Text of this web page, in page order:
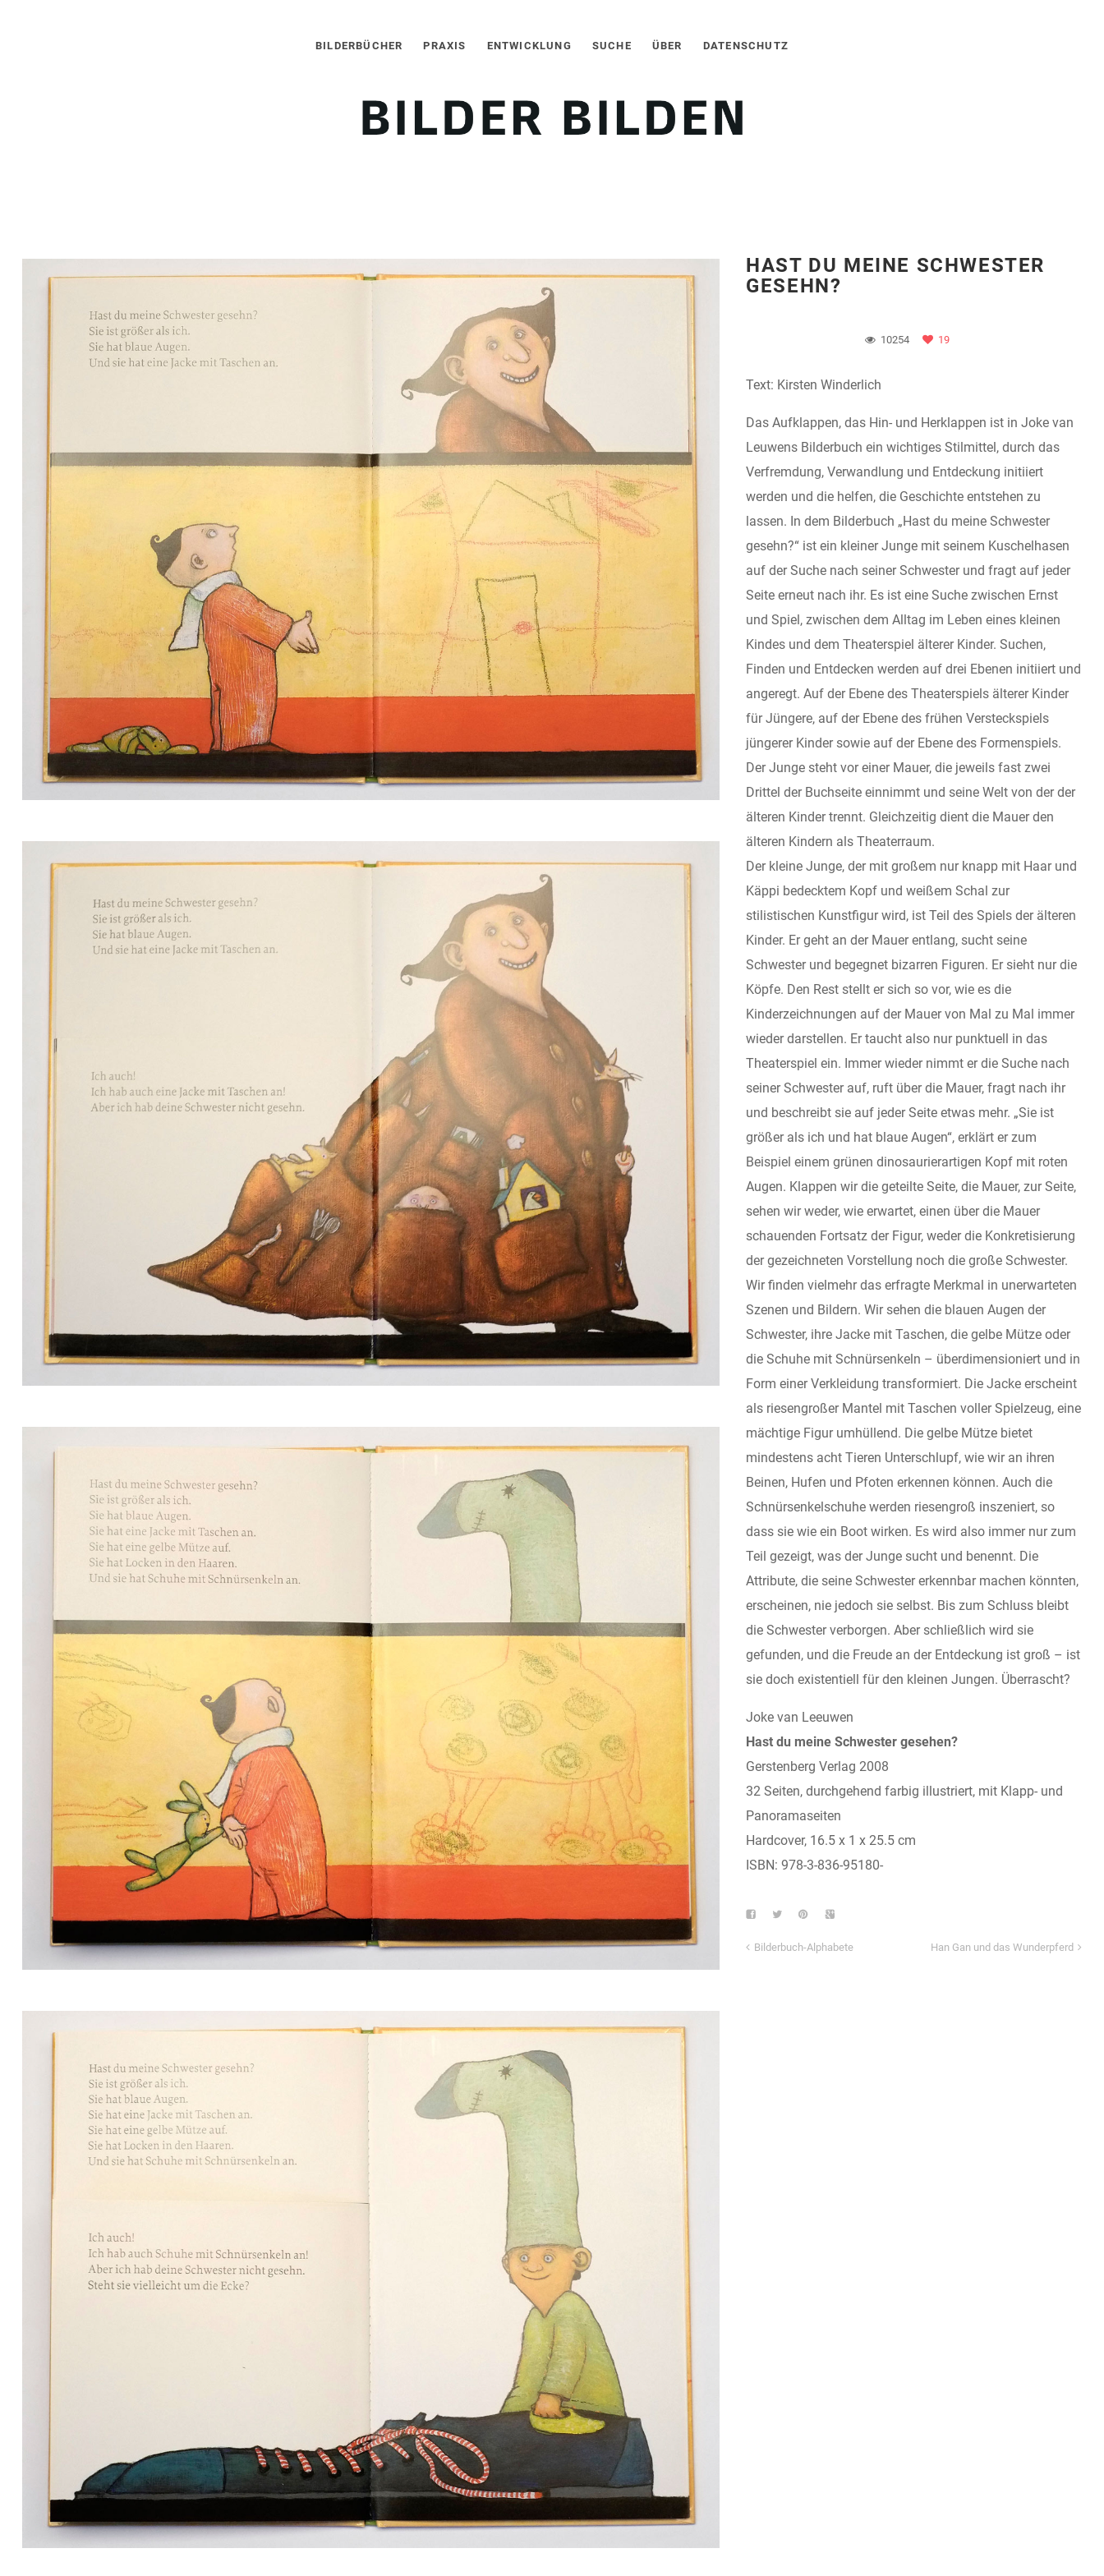
BILDERBÜCHER PRAXIS ENTWICKLUNG SUCHE ÜBER DATENSCHUTZ
HAST DU MEINE SCHWESTER
GESEHN?
10254 19
Text: Kirsten Winderlich
Das Aufklappen, das Hin- und Herklappen ist in Joke van
Leuwens Bilderbuch ein wichtiges Stilmittel, durch das
Verfremdung, Verwandlung und Entdeckung initiiert
werden und die helfen, die Geschichte entstehen zu
lassen. In dem Bilderbuch „Hast du meine Schwester
gesehn?“ ist ein kleiner Junge mit seinem Kuschelhasen
auf der Suche nach seiner Schwester und fragt auf jeder
Seite erneut nach ihr. Es ist eine Suche zwischen Ernst
und Spiel, zwischen dem Alltag im Leben eines kleinen
Kindes und dem Theaterspiel älterer Kinder. Suchen,
Finden und Entdecken werden auf drei Ebenen initiiert und
angeregt. Auf der Ebene des Theaterspiels älterer Kinder
für Jüngere, auf der Ebene des frühen Versteckspiels
jüngerer Kinder sowie auf der Ebene des Formenspiels.
Der Junge steht vor einer Mauer, die jeweils fast zwei
Drittel der Buchseite einnimmt und seine Welt von der der
älteren Kinder trennt. Gleichzeitig dient die Mauer den
älteren Kindern als Theaterraum.
Der kleine Junge, der mit großem nur knapp mit Haar und
Käppi bedecktem Kopf und weißem Schal zur
stilistischen Kunstfigur wird, ist Teil des Spiels der älteren
Kinder. Er geht an der Mauer entlang, sucht seine
Schwester und begegnet bizarren Figuren. Er sieht nur die
Köpfe. Den Rest stellt er sich so vor, wie es die
Kinderzeichnungen auf der Mauer von Mal zu Mal immer
wieder darstellen. Er taucht also nur punktuell in das
Theaterspiel ein. Immer wieder nimmt er die Suche nach
seiner Schwester auf, ruft über die Mauer, fragt nach ihr
und beschreibt sie auf jeder Seite etwas mehr. „Sie ist
größer als ich und hat blaue Augen“, erklärt er zum
Beispiel einem grünen dinosaurierartigen Kopf mit roten
Augen. Klappen wir die geteilte Seite, die Mauer, zur Seite,
sehen wir weder, wie erwartet, einen über die Mauer
schauenden Fortsatz der Figur, weder die Konkretisierung
der gezeichneten Vorstellung noch die große Schwester.
Wir finden vielmehr das erfragte Merkmal in unerwarteten
Szenen und Bildern. Wir sehen die blauen Augen der
Schwester, ihre Jacke mit Taschen, die gelbe Mütze oder
die Schuhe mit Schnürsenkeln – überdimensioniert und in
Form einer Verkleidung transformiert. Die Jacke erscheint
als riesengroßer Mantel mit Taschen voller Spielzeug, eine
mächtige Figur umhüllend. Die gelbe Mütze bietet
mindestens acht Tieren Unterschlupf, wie wir an ihren
Beinen, Hufen und Pfoten erkennen können. Auch die
Schnürsenkelschuhe werden riesengroß inszeniert, so
dass sie wie ein Boot wirken. Es wird also immer nur zum
Teil gezeigt, was der Junge sucht und benennt. Die
Attribute, die seine Schwester erkennbar machen könnten,
erscheinen, nie jedoch sie selbst. Bis zum Schluss bleibt
die Schwester verborgen. Aber schließlich wird sie
gefunden, und die Freude an der Entdeckung ist groß – ist
sie doch existentiell für den kleinen Jungen. Überrascht?
Joke van Leeuwen
Hast du meine Schwester gesehen?
Gerstenberg Verlag 2008
32 Seiten, durchgehend farbig illustriert, mit Klapp- und
Panoramaseiten
Hardcover, 16.5 x 1 x 25.5 cm
ISBN: 978-3-836-95180-
Bilderbuch-Alphabete Han Gan und das Wunderpferd